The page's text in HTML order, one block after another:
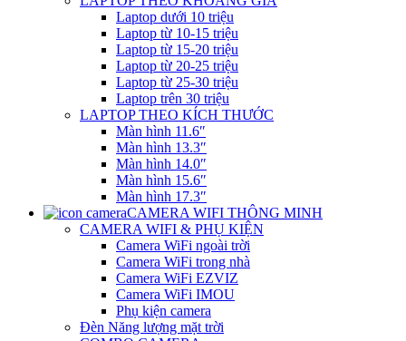
Laptop dưới 10 triệu
Laptop từ 10-15 triệu
Laptop từ 15-20 triệu
Laptop từ 20-25 triệu
Laptop từ 25-30 triệu
Laptop trên 30 triệu
LAPTOP THEO KÍCH THƯỚC
Màn hình 11.6″
Màn hình 13.3″
Màn hình 14.0″
Màn hình 15.6″
Màn hình 17.3″
CAMERA WIFI THÔNG MINH
CAMERA WIFI & PHỤ KIỆN
Camera WiFi ngoài trời
Camera WiFi trong nhà
Camera WiFi EZVIZ
Camera WiFi IMOU
Phụ kiện camera
Đèn Năng lượng mặt trời